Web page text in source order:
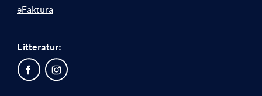
eFaktura
Litteratur: